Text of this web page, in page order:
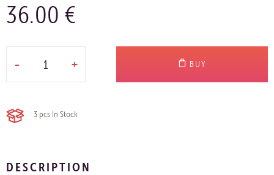
36.00 €
- + BUY
3 pcs In Stock
DESCRIPTION